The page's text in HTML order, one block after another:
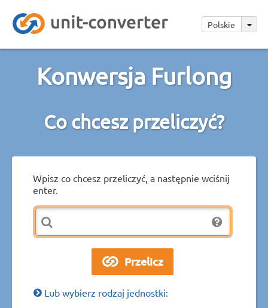
Polskie
Konwersja Furlong
Co chcesz przeliczyć?
Wpisz co chcesz przeliczyć, a następnie wciśnij
enter.
Lub wybierz rodzaj jednostki: